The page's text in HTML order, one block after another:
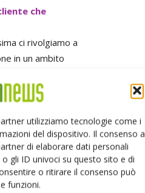
utilizziamo tecnologie come i
del dispositivo. Il consenso a
di elaborare dati personali
gli ID univoci su questo sito e di
o ritirare il consenso può
funzioni.
che
ci rivolgiamo a
in un ambito
immediato
o
per
fonte di
bisogno di
più coinvolti
abbiamo
Le priorità